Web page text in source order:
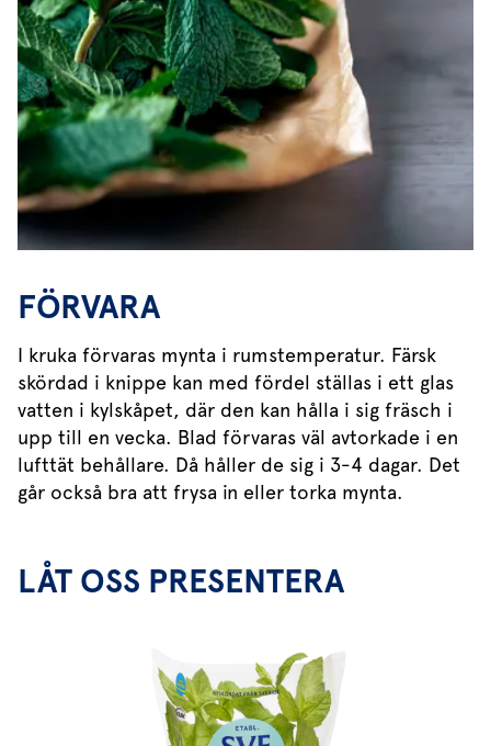
FÖRVARA
I kruka förvaras mynta i rumstemperatur. Färsk
skördad i knippe kan med fördel ställas i ett glas
vatten i kylskåpet, där den kan hålla i sig fräsch i
upp till en vecka. Blad förvaras väl avtorkade i en
lufttät behållare. Då håller de sig i 3-4 dagar. Det
går också bra att frysa in eller torka mynta.
LÅT OSS PRESENTERA